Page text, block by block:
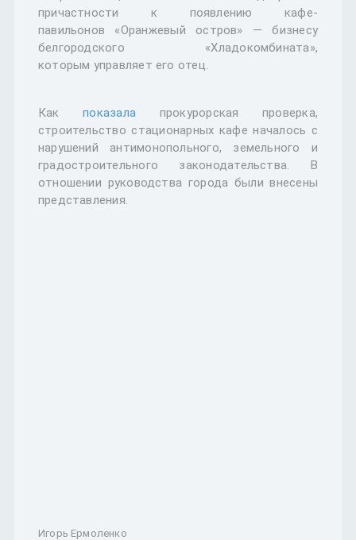
причастности к появлению кафе-
павильонов «Оранжевый остров» — бизнесу
белгородского «Хладокомбината»,
которым управляет его отец.
Какпоказала прокурорская проверка,
строительство стационарных кафе началось с
нарушений антимонопольного, земельного и
градостроительного законодательства. В
отношении руководства города были внесены
представления.
Игорь Ермоленко